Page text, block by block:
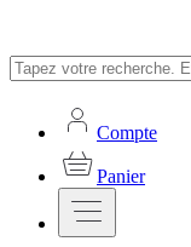
Compte
Panier